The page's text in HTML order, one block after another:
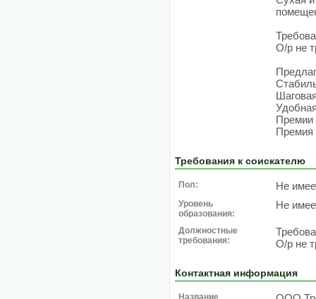
О/р не
Премии
Премия
Требования к соискателю
Пол: Не
Уровень
образования:
Не
Должностные
требования:
О/р не
Контактная информация
Название